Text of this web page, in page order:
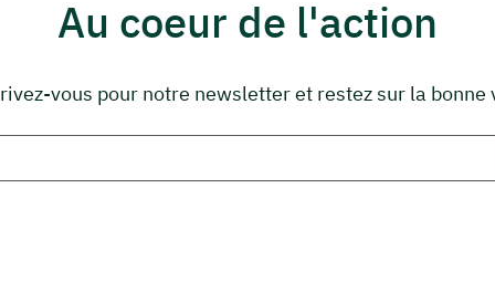
Au coeur de l'action
vous pour notre newsletter et restez sur la bonne